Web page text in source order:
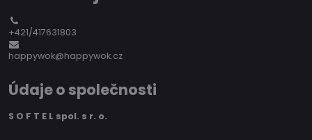
+421/417631803
happywok@happywok.cz
Údaje o společnosti
S O F T E L spol. s r. o.